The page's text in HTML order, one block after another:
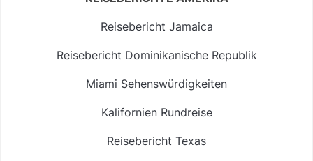
Reisebericht Jamaica
Reisebericht Dominikanische Republik
Miami Sehenswürdigkeiten
Kalifornien Rundreise
Reisebericht Texas